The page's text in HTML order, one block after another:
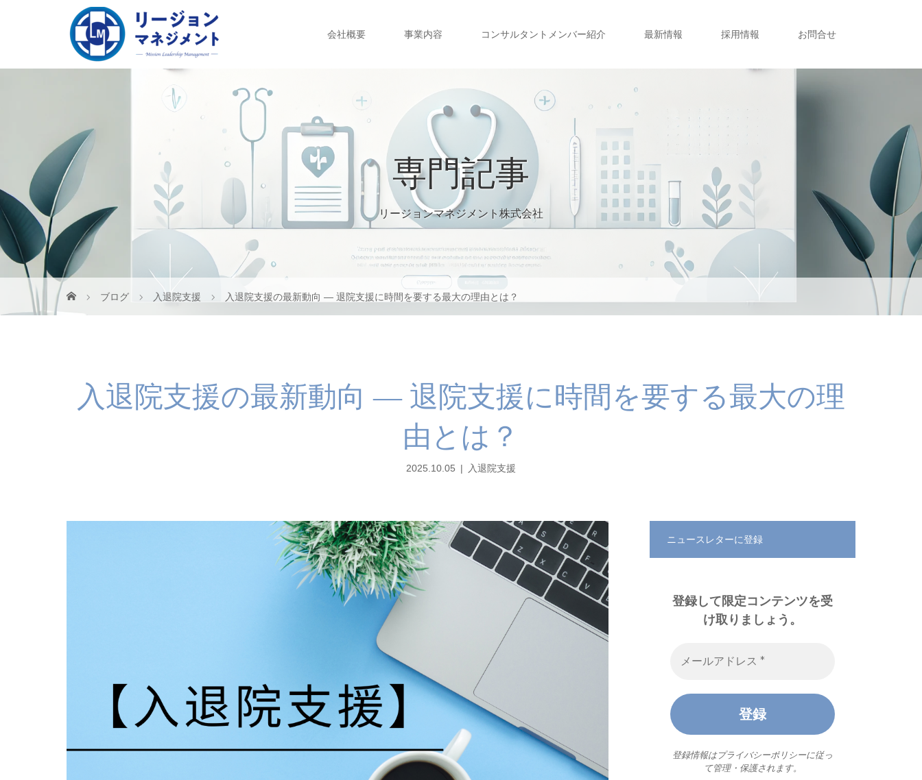
会社概要 事業内容 コンサルタントメンバー紹介 最新情報 採用情報 お問合せ
専門記事
リージョンマネジメント株式会社
ブログ 入退院支援 入退院支援の最新動向 ― 退院支援に時間を要する最大の理由とは？
入退院支援の最新動向 ― 退院支援に時間を要する最大の理
由とは？
2025.10.05 入退院支援
ニュースレターに登録
登録して限定コンテンツを受
け取りましょう。
登録情報はプライバシーポリシーに従っ
て管理・保護されます。